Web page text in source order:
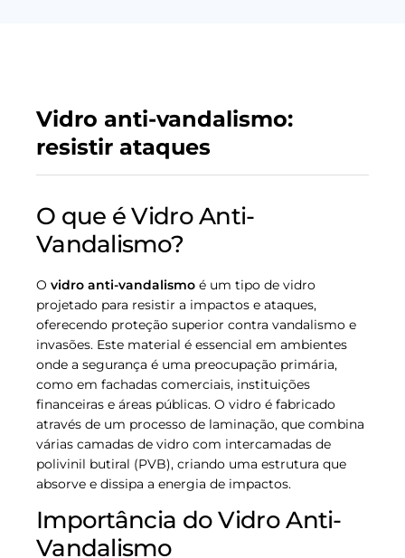
Vidro anti-vandalismo:
resistir ataques
O que é Vidro Anti-
Vandalismo?
O vidro anti-vandalismo é um tipo de vidro
projetado para resistir a impactos e ataques,
oferecendo proteção superior contra vandalismo e
invasões. Este material é essencial em ambientes
onde a segurança é uma preocupação primária,
como em fachadas comerciais, instituições
financeiras e áreas públicas. O vidro é fabricado
através de um processo de laminação, que combina
várias camadas de vidro com intercamadas de
polivinil butiral (PVB), criando uma estrutura que
absorve e dissipa a energia de impactos.
Importância do Vidro Anti-
Vandalismo